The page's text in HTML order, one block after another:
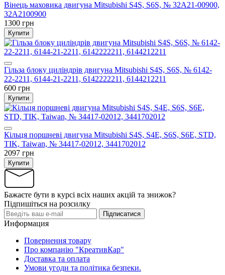
Вінець маховика двигуна Mitsubishi S4S, S6S, № 32A21-00900,
32A2100900
1300 грн
Купити
Гільза блоку циліндрів двигуна Mitsubishi S4S, S6S, № 6142-
22-2211, 6144-21-2211, 6142222211, 6144212211
600 грн
Купити
Кільця поршневі двигуна Mitsubishi S4S, S4E, S6S, S6E, STD,
TIK, Taiwan, № 34417-02012, 3441702012
2097 грн
Купити
Бажаєте бути в курсі всіх наших акцій та знижок?
Підпишіться на розсилку
Підписатися
Информация
Повернення товару
Про компанію "КреативКар"
Доставка та оплата
Умови угоди та політика безпеки.